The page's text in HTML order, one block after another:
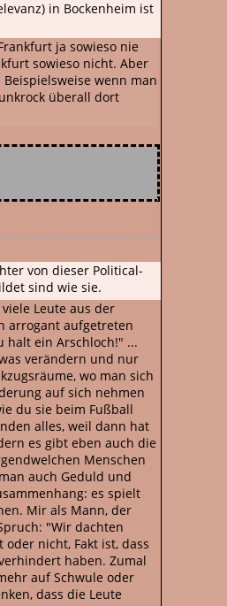
in Bockenheim ist
ja sowieso nie
sowieso nicht. Aber
wenn man
überall dort
von dieser Political-
sind wie sie.
Leute aus der
arrogant aufgetreten
halt ein Arschloch!" ...
verändern und nur
wo man sich
auf sich nehmen
du sie beim Fußball
alles, weil dann hat
es gibt eben auch die
Menschen
auch Geduld und
es spielt
Mir als Mann, der
"Wir dachten
nicht, Fakt ist, dass
haben. Zumal
auf Schwule oder
dass die Leute